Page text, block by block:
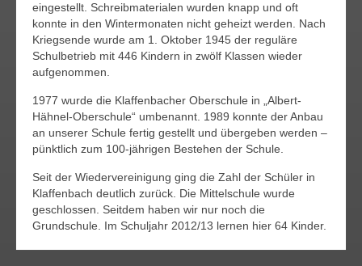
eingestellt. Schreibmaterialen wurden knapp und oft
konnte in den Wintermonaten nicht geheizt werden. Nach
Kriegsende wurde am 1. Oktober 1945 der reguläre
Schulbetrieb mit 446 Kindern in zwölf Klassen wieder
aufgenommen.
1977 wurde die Klaffenbacher Oberschule in „Albert-
Hähnel-Oberschule“ umbenannt. 1989 konnte der Anbau
an unserer Schule fertig gestellt und übergeben werden –
pünktlich zum 100-jährigen Bestehen der Schule.
Seit der Wiedervereinigung ging die Zahl der Schüler in
Klaffenbach deutlich zurück. Die Mittelschule wurde
geschlossen. Seitdem haben wir nur noch die
Grundschule. Im Schuljahr 2012/13 lernen hier 64 Kinder.